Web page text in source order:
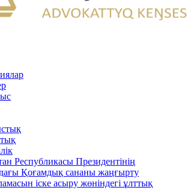
Республикасы Президентінің
Қоғамдық сананы жаңғырту
іске асыру жөніндегі ұлттық